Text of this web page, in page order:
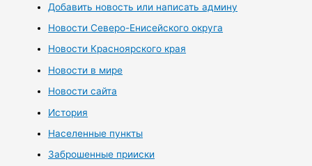
Добавить новость или написать админу
Новости Северо-Енисейского округа
Новости Красноярского края
Новости в мире
Новости сайта
История
Населенные пункты
Заброшенные прииски